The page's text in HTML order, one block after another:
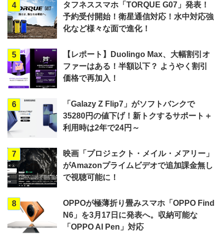
4
タフネススマホ「TORQUE G07」発表！
予約受付開始！衛星通信対応！水中対応強
化など様々な面で進化！
5
【レポート】Duolingo Max、大幅割引オ
ファーはある！半額以下？ ようやく割引
価格で再加入！
6
「Galazy Z Flip7」がソフトバンクで
35280円の値下げ！新トクするサポート＋
利用時は2年で24円～
7
映画「プロジェクト・メイル・メアリー」
がAmazonプライムビデオで追加課金無し
で視聴可能に！
8
OPPOが極薄折り畳みスマホ「OPPO Find
N6」を3月17日に発表へ。収納可能な
「OPPO AI Pen」対応